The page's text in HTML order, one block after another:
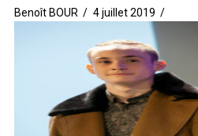
Benoît BOUR 4 juillet 2019